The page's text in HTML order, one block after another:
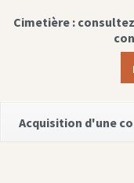
Cimetière :
Acquisition d'une